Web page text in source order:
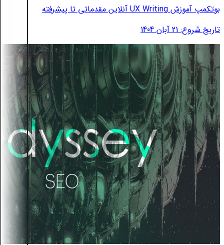
بوتکمپ آموزش UX Writing آنلاین مقدماتی تا پیشرفته
تاریخ شروع: 21 آبان 1404